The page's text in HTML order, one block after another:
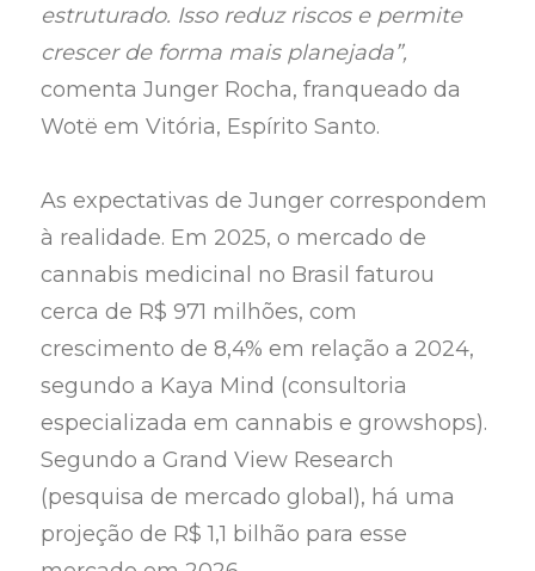
estruturado. Isso reduz riscos e permite
crescer de forma mais planejada”,
comenta Junger Rocha, franqueado da
Wotë em Vitória, Espírito Santo.
As expectativas de Junger correspondem
à realidade. Em 2025, o mercado de
cannabis medicinal no Brasil faturou
cerca de R$ 971 milhões, com
crescimento de 8,4% em relação a 2024,
segundo a Kaya Mind (consultoria
especializada em cannabis e growshops).
Segundo a Grand View Research
(pesquisa de mercado global), há uma
projeção de R$ 1,1 bilhão para esse